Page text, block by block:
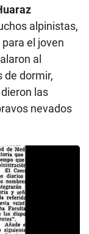
alpinistas,
el joven
al
de dormir,
las
nevados